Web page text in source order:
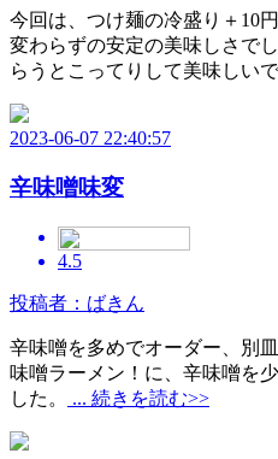
今回は、つけ麺の冷盛り＋10
変わらずの安定の美味しさで
らうとこってりして美味しいで
2023-06-07 22:40:57
辛味噌味変
4.5
投稿者：ばきん
辛味噌を多めでオーダー、別
味噌ラーメン！に、辛味噌を
した。
... 続きを読む>>